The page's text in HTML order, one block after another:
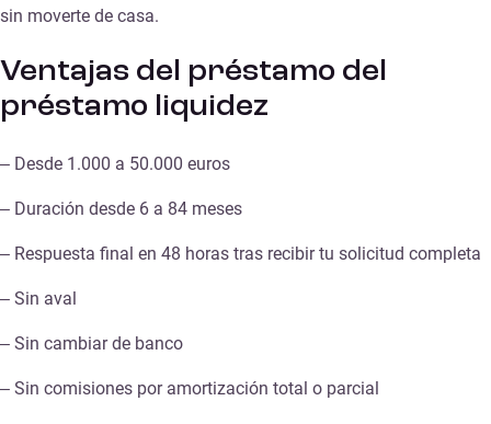
sin moverte de casa.
Ventajas del préstamo del
préstamo liquidez
– Desde 1.000 a 50.000 euros
– Duración desde 6 a 84 meses
– Respuesta final en 48 horas tras recibir tu solicitud completa
– Sin aval
– Sin cambiar de banco
– Sin comisiones por amortización total o parcial